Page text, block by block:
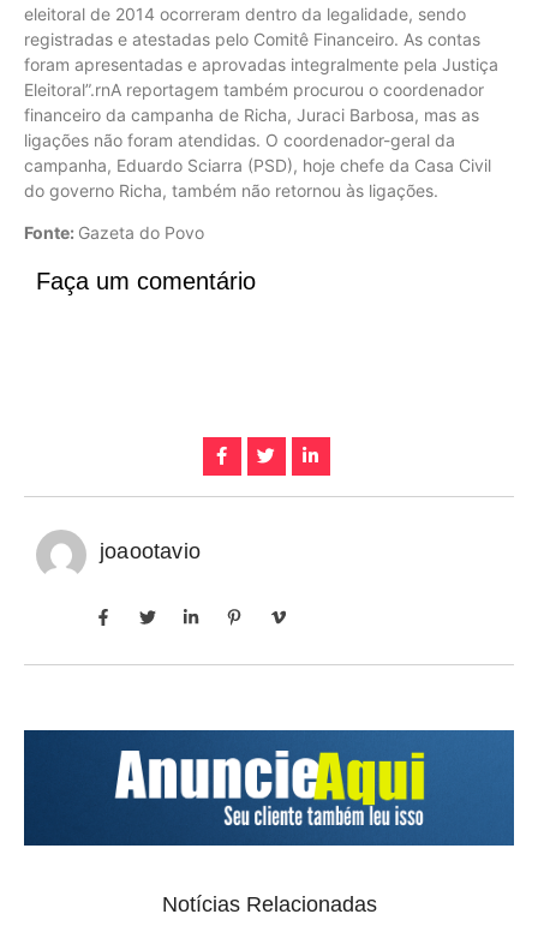
eleitoral de 2014 ocorreram dentro da legalidade, sendo
registradas e atestadas pelo Comitê Financeiro. As contas
foram apresentadas e aprovadas integralmente pela Justiça
Eleitoral”.rnA reportagem também procurou o coordenador
financeiro da campanha de Richa, Juraci Barbosa, mas as
ligações não foram atendidas. O coordenador-geral da
campanha, Eduardo Sciarra (PSD), hoje chefe da Casa Civil
do governo Richa, também não retornou às ligações.
Fonte: Gazeta do Povo
Faça um comentário
joaootavio
Notícias Relacionadas